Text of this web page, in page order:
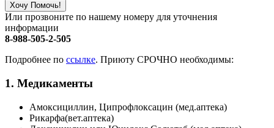
Хочу Помочь!
Или прозвоните по нашему номеру для уточнения
информации
8-988-505-2-505
Подробнее по ссылке. Приюту СРОЧНО необходимы:
1. Медикаменты
Амоксициллин, Ципрофлоксацин (мед.аптека)
Рикарфа(вет.аптека)